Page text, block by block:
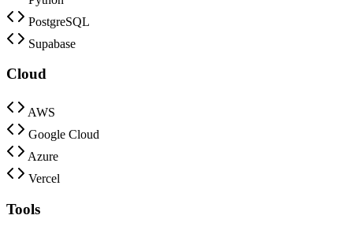
PostgreSQL
Supabase
Cloud
AWS
Google Cloud
Azure
Vercel
Tools